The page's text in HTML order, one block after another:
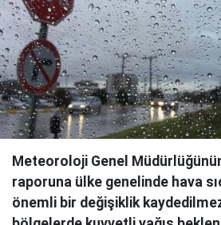
Meteoroloji Genel
raporuna ülke genelinde hava
önemli bir değişiklik